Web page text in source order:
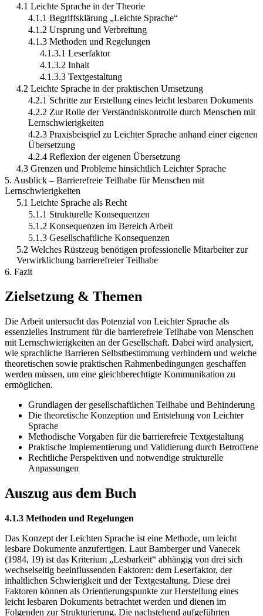
4.1 Leichte Sprache in der Theorie
4.1.1 Begriffsklärung „Leichte Sprache“
4.1.2 Ursprung und Verbreitung
4.1.3 Methoden und Regelungen
4.1.3.1 Leserfaktor
4.1.3.2 Inhalt
4.1.3.3 Textgestaltung
4.2 Leichte Sprache in der praktischen Umsetzung
4.2.1 Schritte zur Erstellung eines leicht lesbaren Dokuments
4.2.2 Zur Rolle der Verständniskontrolle durch Menschen mit
Lernschwierigkeiten
4.2.3 Praxisbeispiel zu Leichter Sprache anhand einer eigenen
Übersetzung
4.2.4 Reflexion der eigenen Übersetzung
4.3 Grenzen und Probleme hinsichtlich Leichter Sprache
5. Ausblick – Barrierefreie Teilhabe für Menschen mit
Lernschwierigkeiten
5.1 Leichte Sprache als Recht
5.1.1 Strukturelle Konsequenzen
5.1.2 Konsequenzen im Bereich Arbeit
5.1.3 Gesellschaftliche Konsequenzen
5.2 Welches Rüstzeug benötigen professionelle Mitarbeiter zur
Verwirklichung barrierefreier Teilhabe
6. Fazit
Zielsetzung & Themen
Die Arbeit untersucht das Potenzial von Leichter Sprache als
essenzielles Instrument für die barrierefreie Teilhabe von Menschen
mit Lernschwierigkeiten an der Gesellschaft. Dabei wird analysiert,
wie sprachliche Barrieren Selbstbestimmung verhindern und welche
theoretischen sowie praktischen Rahmenbedingungen geschaffen
werden müssen, um eine gleichberechtigte Kommunikation zu
ermöglichen.
Grundlagen der gesellschaftlichen Teilhabe und Behinderung
Die theoretische Konzeption und Entstehung von Leichter
Sprache
Methodische Vorgaben für die barrierefreie Textgestaltung
Praktische Implementierung und Validierung durch Betroffene
Rechtliche Perspektiven und notwendige strukturelle
Anpassungen
Auszug aus dem Buch
4.1.3 Methoden und Regelungen
Das Konzept der Leichten Sprache ist eine Methode, um leicht
lesbare Dokumente anzufertigen. Laut Bamberger und Vanecek
(1984, 19) ist das Kriterium „Lesbarkeit“ abhängig von drei sich
wechselseitig beeinflussenden Faktoren: dem Leserfaktor, der
inhaltlichen Schwierigkeit und der Textgestaltung. Diese drei
Faktoren können als Orientierungspunkte zur Herstellung eines
leicht lesbaren Dokuments betrachtet werden und dienen im
Folgenden zur Strukturierung. Die nachstehend aufgeführten